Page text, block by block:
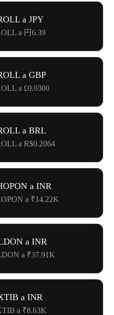
a JPY
a 円6.39
a GBP
a £0.0300
a BRL
a R$0.2064
a INR
a ₹14.22K
a INR
a ₹37.91K
a INR
a ₹8.63K